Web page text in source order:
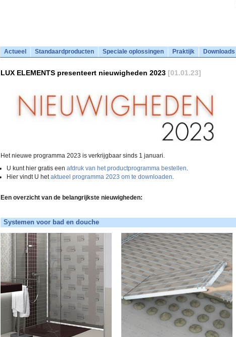
Actueel Standaardproducten Speciale oplossingen Praktijk Downloads
LUX ELEMENTS presenteert nieuwigheden 2023 [01.01.23]
Het nieuwe programma 2023 is verkrijgbaar sinds 1 januari.
U kunt hier gratis een afdruk van het productprogramma bestellen
Hier vindt U hetaktueel programma 2023 om te downloaden
Een overzicht van de belangrijkste nieuwigheden:
Systemen voor bad en douche